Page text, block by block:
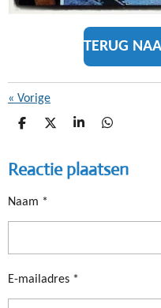
TERUG
« Vorige
D
E
N
D
L
S
R
E
D
E
N
Reactie plaatsen
Naam *
E-mailadres *